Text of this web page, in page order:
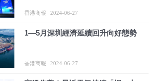
香港商報 2024-06-27
1—5月深圳經濟延續回升向好態勢
香港商報 2024-06-27